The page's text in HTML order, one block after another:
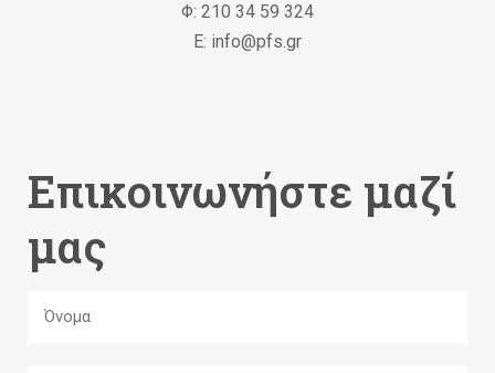
Φ: 210 34 59 324
Ε: info@pfs.gr
Επικοινωνήστε μαζί
μας